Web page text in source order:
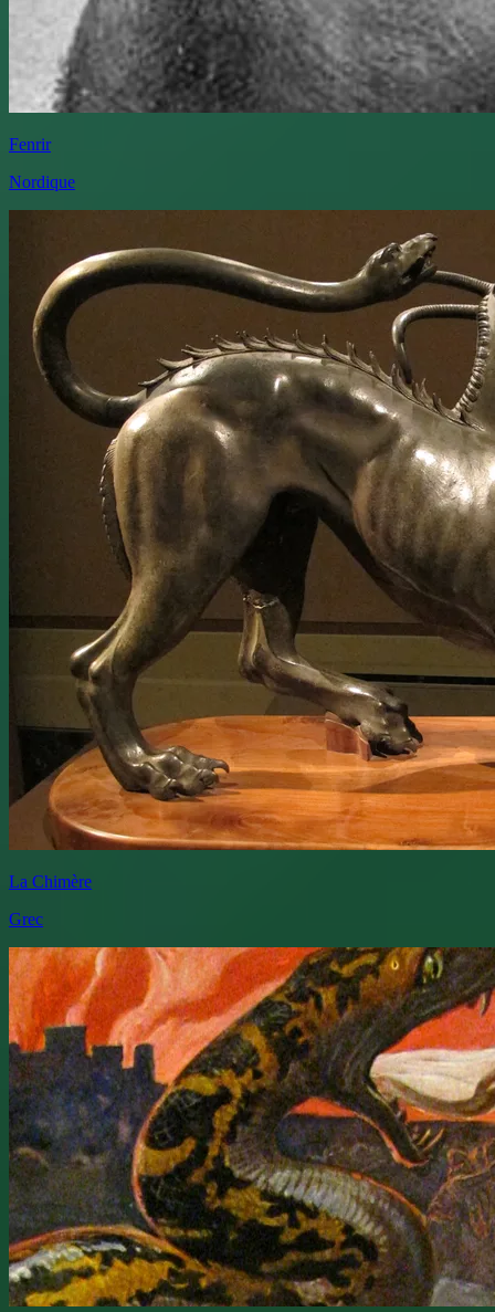
Fenrir
Nordique
La Chimère
Grec